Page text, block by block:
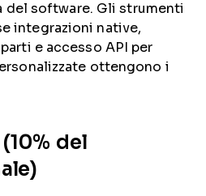
del software. Gli strumenti
integrazioni native,
e accesso API per
ottengono i
del